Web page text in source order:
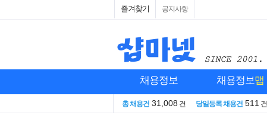
즐겨찾기 공지사항
채용정보 채용정보맵
총 채용건 31,008 건 당일등록 채용건 511 건